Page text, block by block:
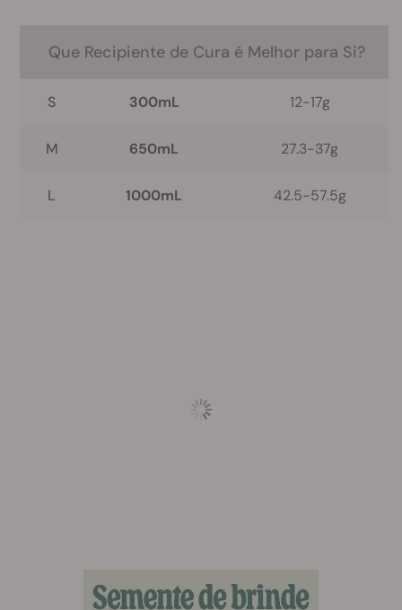
Que Recipiente de Cura é Melhor para Si?
S 300mL 12-17g
M 650mL 27.3-37g
L 1000mL 42.5-57.5g